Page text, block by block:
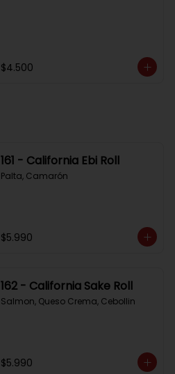
$4.500
161 - California Ebi Roll
Palta, Camarón
$5.990
162 - California Sake Roll
Salmon, Queso Crema, Cebollin
$5.990